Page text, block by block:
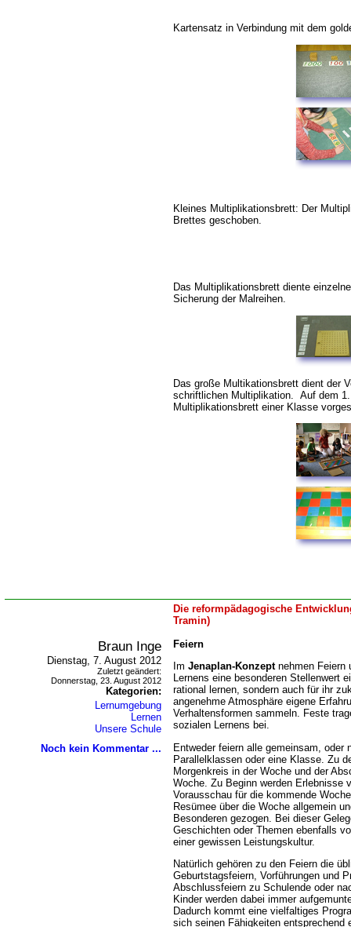
Kartensatz in Verbindung mit dem
Kleines Multiplikationsbrett: Der
Brettes geschoben.
Das Multiplikationsbrett diente
Sicherung der Malreihen.
Das große Multikationsbrett dient der
schriftlichen Multiplikation. Auf dem
Multiplikationsbrett einer Klasse
Die reformpädagogische
Tramin)
Braun Inge
Dienstag, 7. August 2012
Zuletzt geändert:
Donnerstag, 23. August 2012
Kategorien:
Lernumgebung
Lernen
Unsere Schule
Noch kein Kommentar ...
Feiern
Im Jenaplan-Konzeptnehmen Feiern
Lernens eine besonderen Stellenwert
rational lernen, sondern auch für ihr
angenehme Atmosphäre eigene
Verhaltensformen sammeln. Feste
sozialen Lernens bei.
Entweder feiern alle gemeinsam, oder
Parallelklassen oder eine Klasse. Zu
Morgenkreis in der Woche und der
Woche. Zu Beginn werden Erlebnisse
Vorausschau für die kommende
Resümee über die Woche allgemein
Besonderen gezogen. Bei dieser
Geschichten oder Themen ebenfalls
einer gewissen Leistungskultur.
Natürlich gehören zu den Feiern die
Geburtstagsfeiern, Vorführungen und
Abschlussfeiern zu Schulende oder
Kinder werden dabei immer
Dadurch kommt eine vielfaltiges
sich seinen Fähigkeiten entsprechend